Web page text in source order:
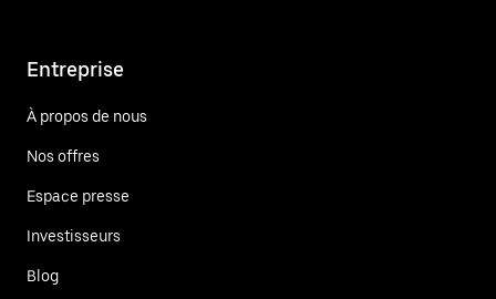
Entreprise
À propos de nous
Nos offres
Espace presse
Investisseurs
Blog